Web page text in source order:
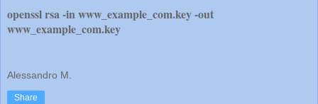
openssl rsa -in www_example_com.key -out
www_example_com.key
Alessandro M.
Share